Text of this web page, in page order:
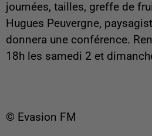
journées, tailles, greffe de
Hugues Peuvergne,
donnera une conférence.
18h les samedi 2 et
© Evasion FM